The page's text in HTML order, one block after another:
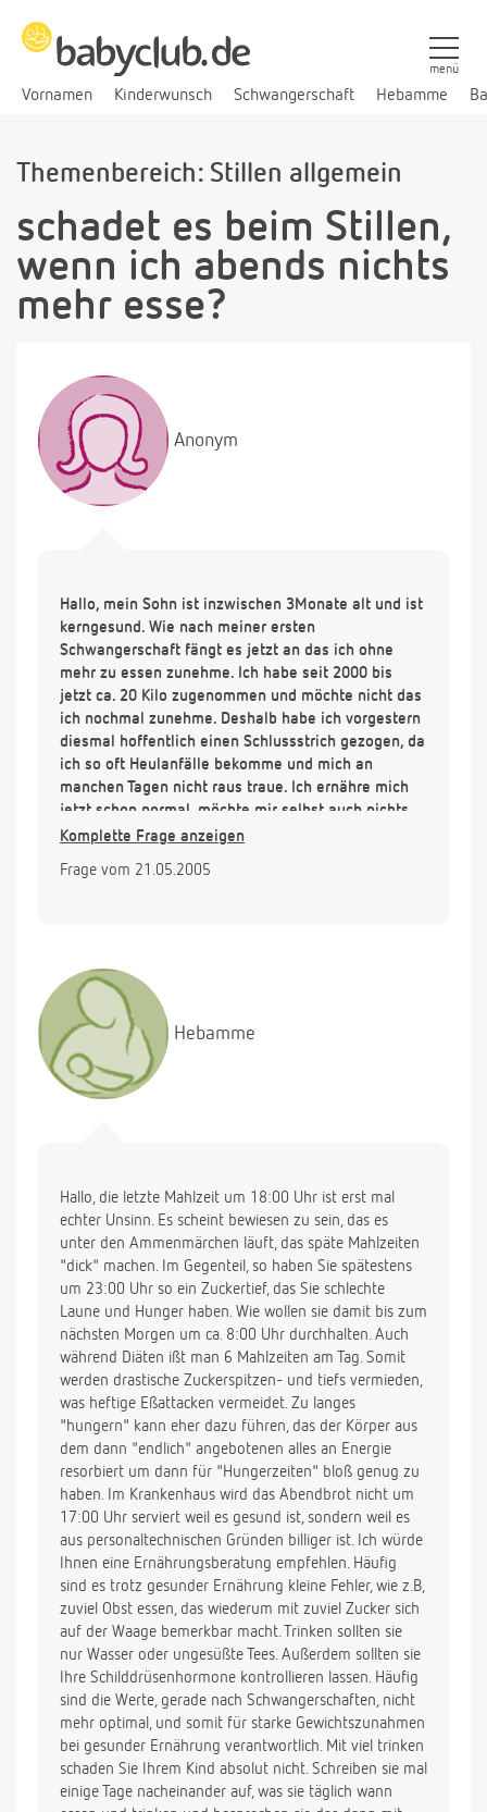
Vornamen Kinderwunsch Schwangerschaft Hebamme
menü
Themenbereich: Stillen allgemein
schadet es beim Stillen,
wenn ich abends nichts
mehr esse?
Anonym
Hallo, mein Sohn ist inzwischen 3Monate alt und ist
kerngesund. Wie nach meiner ersten
Schwangerschaft fängt es jetzt an das ich ohne
mehr zu essen zunehme. Ich habe seit 2000 bis
jetzt ca. 20 Kilo zugenommen und möchte nicht das
ich nochmal zunehme. Deshalb habe ich vorgestern
diesmal hoffentlich einen Schlussstrich gezogen, da
ich so oft Heulanfälle bekomme und mich an
manchen Tagen nicht raus traue. Ich ernähre mich
jetzt schon normal, möchte mir selbst auch nichts
verbieten, aber meine letzte mahlzeit ist vor 18.00
Liter wenn nicht noch mehr. Da ich nach wie vor
der MM wenn ich zuviel trinke und was sollte ich
trinken?? Ich mache in dem Sinne auch keine Diät (
im KH gibt es ja auch so um 17.00 Uhr Abendbrot) ,
aber bis mein Körper sich daran gewöhnt hat
hungere ich schon Abends etwas. Aber ich trinke
dann was oder lege mich schlafen, ich möchte
Komplette Frage anzeigen
Frage vom 21.05.2005
Hebamme
Hallo, die letzte Mahlzeit um 18:00 Uhr ist erst mal
echter Unsinn. Es scheint bewiesen zu sein, das es
unter den Ammenmärchen läuft, das späte Mahlzeiten
"dick" machen. Im Gegenteil, so haben Sie spätestens
um 23:00 Uhr so ein Zuckertief, das Sie schlechte
Laune und Hunger haben. Wie wollen sie damit bis zum
nächsten Morgen um ca. 8:00 Uhr durchhalten. Auch
während Diäten ißt man 6 Mahlzeiten am Tag. Somit
werden drastische Zuckerspitzen- und tiefs vermieden,
was heftige Eßattacken vermeidet. Zu langes
"hungern" kann eher dazu führen, das der Körper aus
dem dann "endlich" angebotenen alles an Energie
resorbiert um dann für "Hungerzeiten" bloß genug zu
haben. Im Krankenhaus wird das Abendbrot nicht um
17:00 Uhr serviert weil es gesund ist, sondern weil es
aus personaltechnischen Gründen billiger ist. Ich würde
Ihnen eine Ernährungsberatung empfehlen. Häufig
sind es trotz gesunder Ernährung kleine Fehler, wie z.B,
zuviel Obst essen, das wiederum mit zuviel Zucker sich
auf der Waage bemerkbar macht. Trinken sollten sie
nur Wasser oder ungesüßte Tees. Außerdem sollten sie
Ihre Schilddrüsenhormone kontrollieren lassen. Häufig
sind die Werte, gerade nach Schwangerschaften, nicht
mehr optimal, und somit für starke Gewichtszunahmen
bei gesunder Ernährung verantwortlich. Mit viel trinken
schaden Sie Ihrem Kind absolut nicht. Schreiben sie mal
einige Tage nacheinander auf, was sie täglich wann